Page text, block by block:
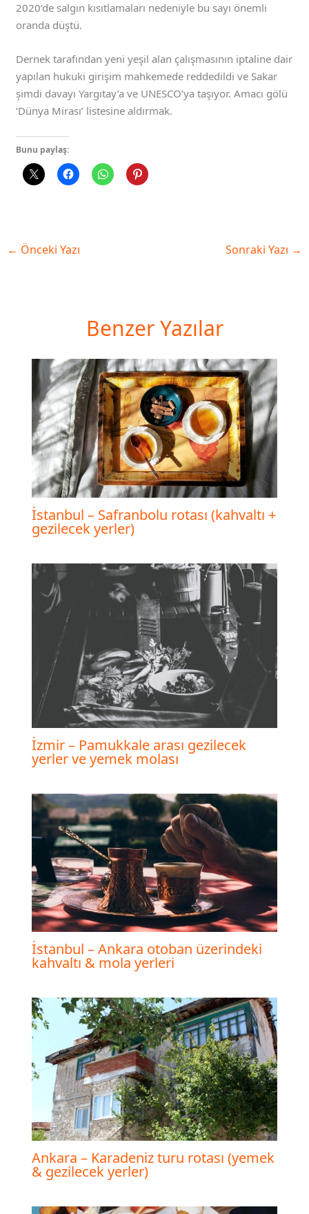
2020’de salgın kısıtlamaları nedeniyle bu sayı önemli
oranda düştü.
Dernek tarafından yeni yeşil alan çalışmasının iptaline dair
yapılan hukuki girişim mahkemede reddedildi ve Sakar
şimdi davayı Yargıtay’a ve UNESCO’ya taşıyor. Amacı gölü
‘Dünya Mirası’ listesine aldırmak.
Bunu paylaş:
← Önceki Yazı Sonraki Yazı →
Benzer Yazılar
İstanbul – Safranbolu rotası (kahvaltı +
gezilecek yerler)
İzmir – Pamukkale arası gezilecek
yerler ve yemek molası
İstanbul – Ankara otoban üzerindeki
kahvaltı & mola yerleri
Ankara – Karadeniz turu rotası (yemek
& gezilecek yerler)